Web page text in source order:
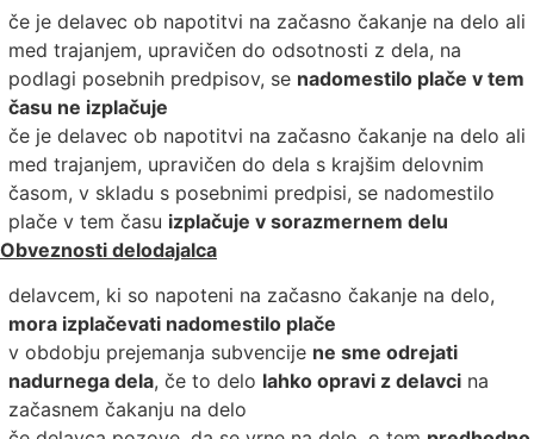
če je delavec ob napotitvi na začasno čakanje na delo ali
med trajanjem, upravičen do odsotnosti z dela, na
podlagi posebnih predpisov, se nadomestilo plače v tem
času ne izplačuje
če je delavec ob napotitvi na začasno čakanje na delo ali
med trajanjem, upravičen do dela s krajšim delovnim
časom, v skladu s posebnimi predpisi, se nadomestilo
plače v tem času izplačuje v sorazmernem delu
Obveznosti delodajalca
delavcem, ki so napoteni na začasno čakanje na delo,
mora izplačevati nadomestilo plače
v obdobju prejemanja subvencije ne sme odrejati
nadurnega dela, če to delo lahko opravi z delavci na
začasnem čakanju na delo